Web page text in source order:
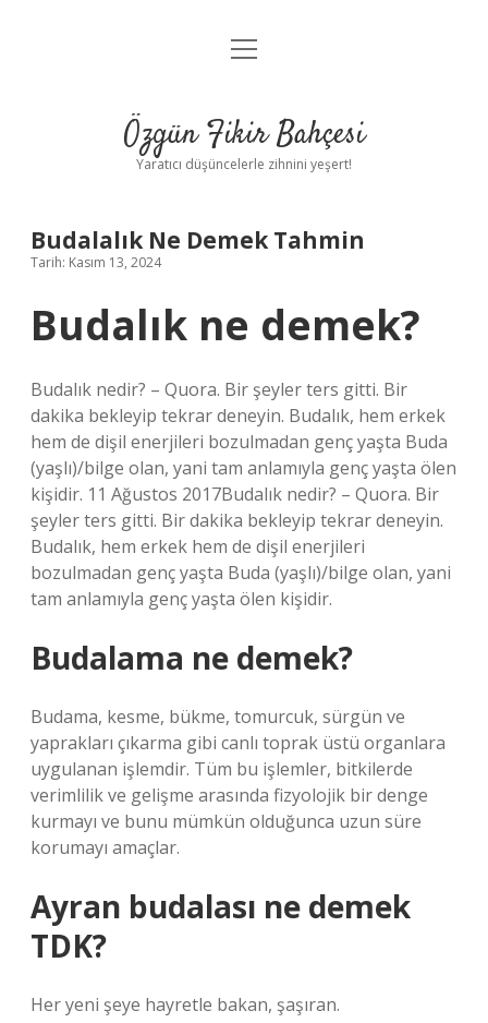
Anasayfa
Yasal Uyarı
menüyü
Özgün Fikir Bahçesi
Yaratıcı düşüncelerle zihnini yeşert!
Budalalık Ne Demek Tahmin
Tarih: Kasım 13, 2024
Budalık ne demek?
Budalık nedir? – Quora. Bir şeyler ters gitti. Bir
dakika bekleyip tekrar deneyin. Budalık, hem erkek
hem de dişil enerjileri bozulmadan genç yaşta Buda
(yaşlı)/bilge olan, yani tam anlamıyla genç yaşta ölen
kişidir. 11 Ağustos 2017Budalık nedir? – Quora. Bir
şeyler ters gitti. Bir dakika bekleyip tekrar deneyin.
Budalık, hem erkek hem de dişil enerjileri
bozulmadan genç yaşta Buda (yaşlı)/bilge olan, yani
tam anlamıyla genç yaşta ölen kişidir.
Budalama ne demek?
Budama, kesme, bükme, tomurcuk, sürgün ve
yaprakları çıkarma gibi canlı toprak üstü organlara
uygulanan işlemdir. Tüm bu işlemler, bitkilerde
verimlilik ve gelişme arasında fizyolojik bir denge
kurmayı ve bunu mümkün olduğunca uzun süre
korumayı amaçlar.
Ayran budalası ne demek
TDK?
Her yeni şeye hayretle bakan, şaşıran.